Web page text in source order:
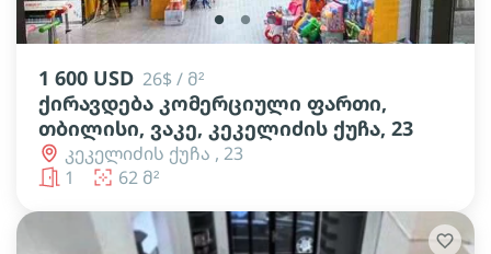
lens lens lens
1 600 USD 26$ / მ²
ქირავდება კომერციული ფართი,
თბილისი, ვაკე, კეკელიძის ქუჩა, 23
კეკელიძის ქუჩა , 23
1
62 მ²